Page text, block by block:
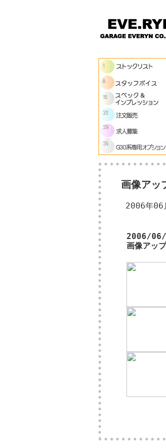
画像アッ
2006年06
2006/
画像アッ